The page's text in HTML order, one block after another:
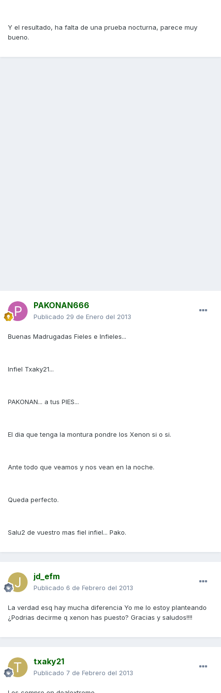
Y el resultado, ha falta de una prueba nocturna, parece muy
bueno.
PAKONAN666
Publicado 29 de Enero del 2013
Buenas Madrugadas Fieles e Infieles...
Infiel Txaky21...
PAKONAN... a tus PIES...
El dia que tenga la montura pondre los Xenon si o si.
Ante todo que veamos y nos vean en la noche.
Queda perfecto.
Salu2 de vuestro mas fiel infiel... Pako.
jd_efm
Publicado 6 de Febrero del 2013
La verdad esq hay mucha diferencia Yo me lo estoy planteando
¿Podrias decirme q xenon has puesto? Gracias y saludos!!!!
txaky21
Publicado 7 de Febrero del 2013